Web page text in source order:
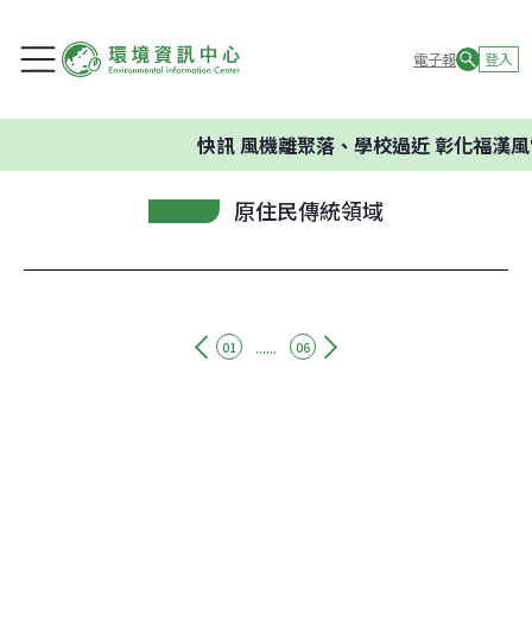
電子報 登入
快訊風機離聚落、學校過近 彰化福漢
原住民傳統領域
01 ...... 06